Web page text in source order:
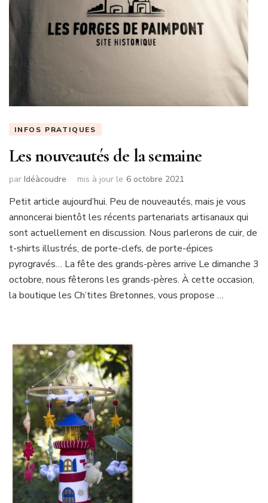
INFOS PRATIQUES
Les nouveautés de la semaine
par Idéàcoudre mis à jour le 6 octobre 2021
Petit article aujourd’hui. Peu de nouveautés, mais je vous
annoncerai bientôt les récents partenariats artisanaux qui
sont actuellement en discussion. Nous parlerons de cuir, de
t-shirts illustrés, de porte-clefs, de porte-épices
pyrogravés… La fête des grands-pères arrive Le dimanche 3
octobre, nous fêterons les grands-pères. À cette occasion,
la boutique les Ch’tites Bretonnes, vous propose …